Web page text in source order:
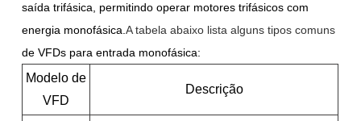
saída trifásica, permitindo operar motores trifásicos com
energia monofásica.A tabela abaixo lista alguns tipos comuns
de VFDs para entrada monofásica:
Modelo de
VFD
Descrição